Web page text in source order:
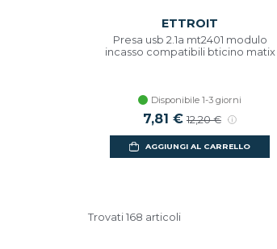
ETTROIT
Presa usb 2.1a mt2401 modulo
incasso compatibili bticino matix
Disponibile 1-3 giorni
7,81 € 12,20 €
AGGIUNGI AL CARRELLO
Trovati 168 articoli